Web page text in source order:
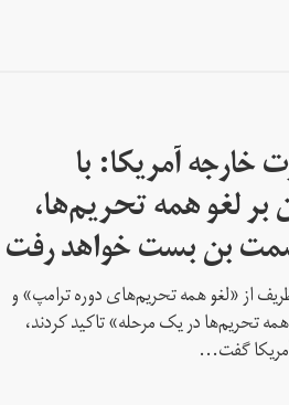
خارجه آمریکا: با
بر لغو همه تحریم‌ها،
بن بست خواهد رفت
از «لغو همه تحریم‌های دوره ترامپ» و
تحریم‌ها در یک مرحله» تاکید کردند،
گفت...